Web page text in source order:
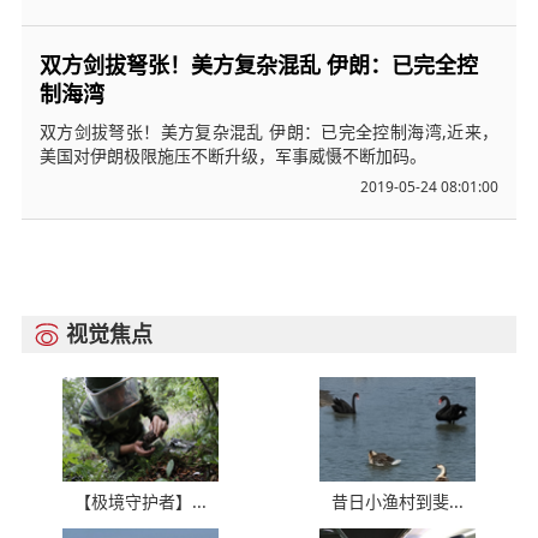
双方剑拔弩张！美方复杂混乱 伊朗：已完全控
制海湾
双方剑拔弩张！美方复杂混乱 伊朗：已完全控制海湾,近来，
美国对伊朗极限施压不断升级，军事威慑不断加码。
2019-05-24 08:01:00
 视觉焦点
【极境守护者】... 昔日小渔村到斐...